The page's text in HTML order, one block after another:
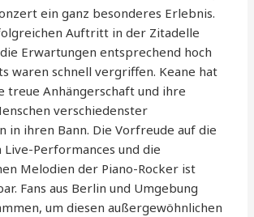
ein ganz besonderes Erlebnis.
Auftritt in der Zitadelle
Erwartungen entsprechend hoch
waren schnell vergriffen. Keane hat
treue Anhängerschaft und ihre
verschiedenster
in ihren Bann. Die Vorfreude auf die
Performances und die
Melodien der Piano-Rocker ist
Fans aus Berlin und Umgebung
um diesen außergewöhnlichen